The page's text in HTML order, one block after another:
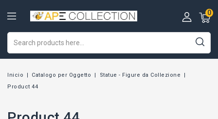
0
Inicio Catalogo per Oggetto
Statue - Figure da Collezione
Product 44